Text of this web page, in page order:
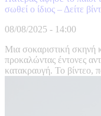
σωθεί ο ίδιος – Δείτε
08/08/2025 - 14:00
Μια σοκαριστική σκηνή
προκαλώντας έντονες
κατακραυγή. Το βίντεο,